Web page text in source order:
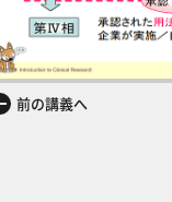
前の講義へ